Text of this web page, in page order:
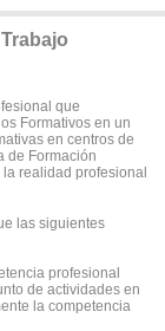
que
Formativos en un
en centros de
de Formación
realidad profesional
las siguientes
profesional
de actividades en
la competencia